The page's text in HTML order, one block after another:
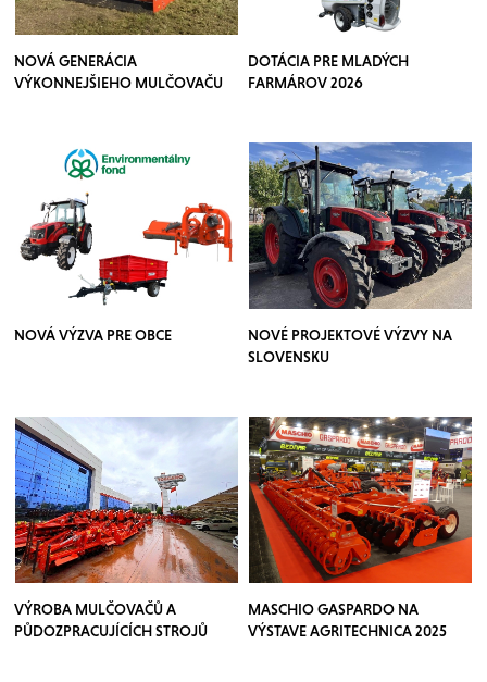
NOVÁ GENERÁCIA
VÝKONNEJŠIEHO MULČOVAČU
DOTÁCIA PRE MLADÝCH
FARMÁROV 2026
NOVÁ VÝZVA PRE OBCE
NOVÉ PROJEKTOVÉ VÝZVY NA
SLOVENSKU
VÝROBA MULČOVAČŮ A
PŮDOZPRACUJÍCÍCH STROJŮ
MASCHIO GASPARDO NA
VÝSTAVE AGRITECHNICA 2025